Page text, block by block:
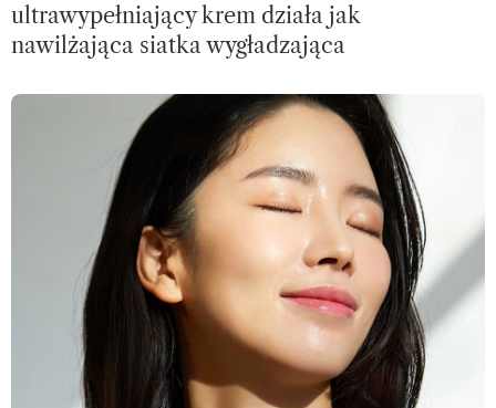
ultrawypełniający krem działa jak
nawilżająca siatka wygładzająca